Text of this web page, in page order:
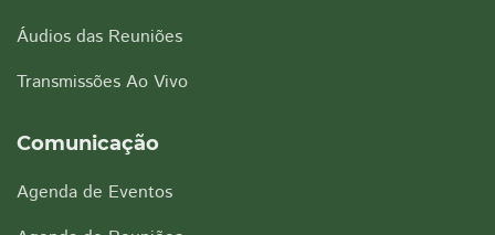
Áudios das Reuniões
Transmissões Ao Vivo
Comunicação
Agenda de Eventos